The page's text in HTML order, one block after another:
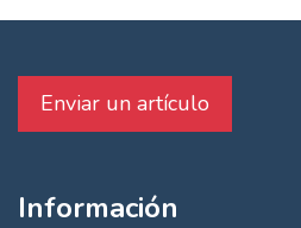
Enviar un artículo
Información